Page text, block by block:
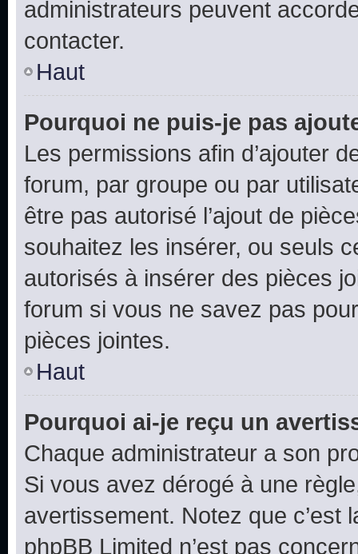
administrateurs peuvent
contacter.
Haut
Pourquoi ne puis-je pas
Les permissions afin d’ajouter
forum, par groupe ou par
être pas autorisé l’ajout de
souhaitez les insérer, ou seuls
autorisés à insérer des pièces
forum si vous ne savez pas
pièces jointes.
Haut
Pourquoi ai-je reçu un
Chaque administrateur a son
Si vous avez dérogé à une
avertissement. Notez que c’est
phpBB Limited n’est pas